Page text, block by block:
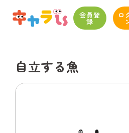
会員登
録
ロ
自立する魚